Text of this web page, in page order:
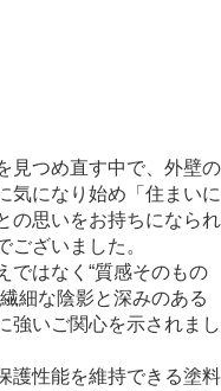
見つめ直す中で、外壁の
気になり始め「住まいに
の思いをお持ちになられ
ございました。
ではなく“質感そのもの
細な陰影と深みのある
強いご関心を示されまし
護性能を維持できる塗料